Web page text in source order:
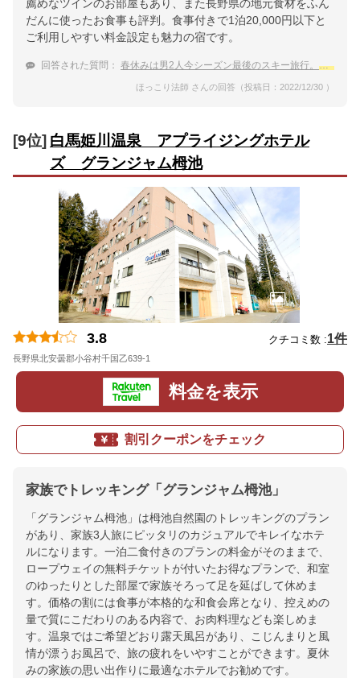
薦めなツインのお部屋もあり、また長野県の地元食材をふん
だんに使ったお食事も評判。食事付きで1泊20,000円以下と
ご利用しやすい料金設定も魅力の宿です。
回答された質問： 春休みは男2人今シーズン最後のスキー旅行。 白馬姫川
ほっこり法師 さんの回答（投稿日：2022/12/30 ）
[9位] 白馬姫川温泉 アプライジングホテル
ズ グランジャム栂池
3.8 クチコミ数 :1件
長野県北安曇郡小谷村千国乙639-1
料金を表示
割引クーポンをチェック
家族でトレッキング「グランジャム栂池」
「グランジャム栂池」は栂池自然園のトレッキングのプラン
があり、家族3人旅にピッタリのカジュアルでキレイなホテ
ルになります。一泊二食付きのプランの料金がそのままで、
ロープウェイの無料チケットが付いたお得なプランで、和室
のゆったりとした部屋で家族そろって足を延ばして休めま
す。価格の割には食事が本格的な和食会席となり、控えめの
量で質にこだわりのある内容で、お肉料理なども楽しめま
す。温泉ではご希望どおり露天風呂があり、こじんまりと風
情が漂うお風呂で、旅の疲れをいやすことができます。夏休
みの家族の思い出作りに最適なホテルでお勧めです。